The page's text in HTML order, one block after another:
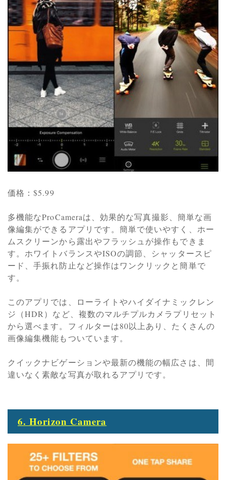
価格：$5.99
多機能なProCameraは、効果的な写真撮影、簡単な画
像編集ができるアプリです。簡単で使いやすく、ホー
ムスクリーンから露出やフラッシュが操作もできま
す。ホワイトバランスやISOの調節、シャッタースピ
ード、手振れ防止など操作はワンクリックと簡単で
す。
このアプリでは、ローライトやハイダイナミックレン
ジ（HDR）など、複数のマルチプルカメラプリセット
から選べます。フィルターは80以上あり、たくさんの
画像編集機能もついています。
クイックナビゲーションや最新の機能の幅広さは、間
違いなく素敵な写真が取れるアプリです。
6. Horizon Camera